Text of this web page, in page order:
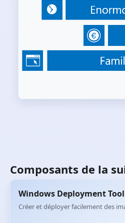
Composants de la
Windows Deployment Tool
Créer et déployer facilement des